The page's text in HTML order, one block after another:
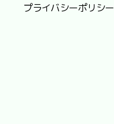
プライバシーポリシー